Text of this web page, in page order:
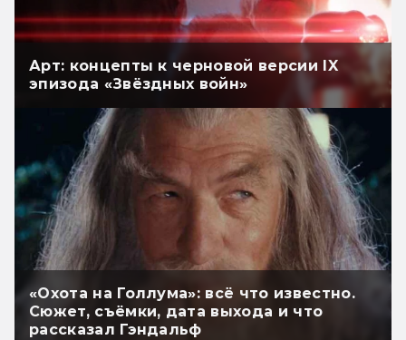
Арт: концепты к черновой версии IX
эпизода «Звёздных войн»
«Охота на Голлума»: всё что известно.
Сюжет, съёмки, дата выхода и что
рассказал Гэндальф